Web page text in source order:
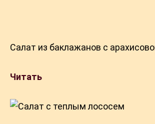
Салат из баклажанов с
Читать